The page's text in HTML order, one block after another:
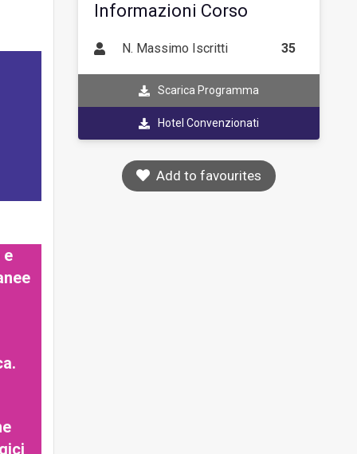
e
Informazioni Corso
N. Massimo Iscritti 35
Scarica Programma
Hotel Convenzionati
Add to favourites